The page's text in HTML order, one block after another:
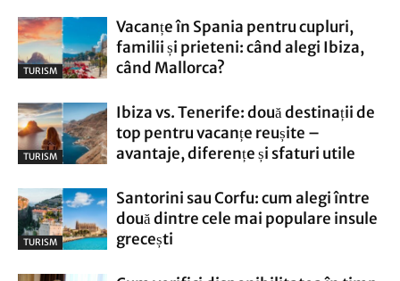
TURISM
Vacanțe în Spania pentru cupluri,
familii și prieteni: când alegi Ibiza,
când Mallorca?
TURISM
Ibiza vs. Tenerife: două destinații de
top pentru vacanțe reușite –
avantaje, diferențe și sfaturi utile
TURISM
Santorini sau Corfu: cum alegi între
două dintre cele mai populare insule
grecești